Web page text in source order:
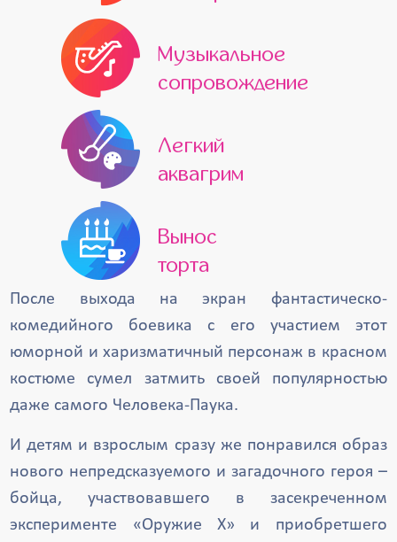
Музыкальное
сопровождение
Легкий
аквагрим
Вынос
торта
После выхода на экран фантастическо-
комедийного боевика с его участием этот
юморной и харизматичный персонаж в красном
костюме сумел затмить своей популярностью
даже самого Человека-Паука.
И детям и взрослым сразу же понравился образ
нового непредсказуемого и загадочного героя –
бойца, участвовавшего в засекреченном
эксперименте «Оружие X» и приобретшего